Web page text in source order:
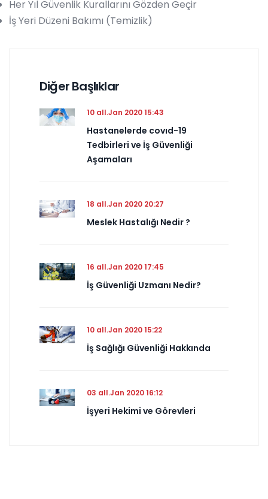
Her Yıl Güvenlik Kurallarını Gözden Geçir
İş Yeri Düzeni Bakımı (Temizlik)
Diğer Başlıklar
10 all.Jan 2020 15:43
Hastanelerde covıd-19
Tedbirleri ve İş Güvenliği
Aşamaları
18 all.Jan 2020 20:27
Meslek Hastalığı Nedir ?
16 all.Jan 2020 17:45
İş Güvenliği Uzmanı Nedir?
10 all.Jan 2020 15:22
İş Sağlığı Güvenliği Hakkında
03 all.Jan 2020 16:12
İşyeri Hekimi ve Görevleri